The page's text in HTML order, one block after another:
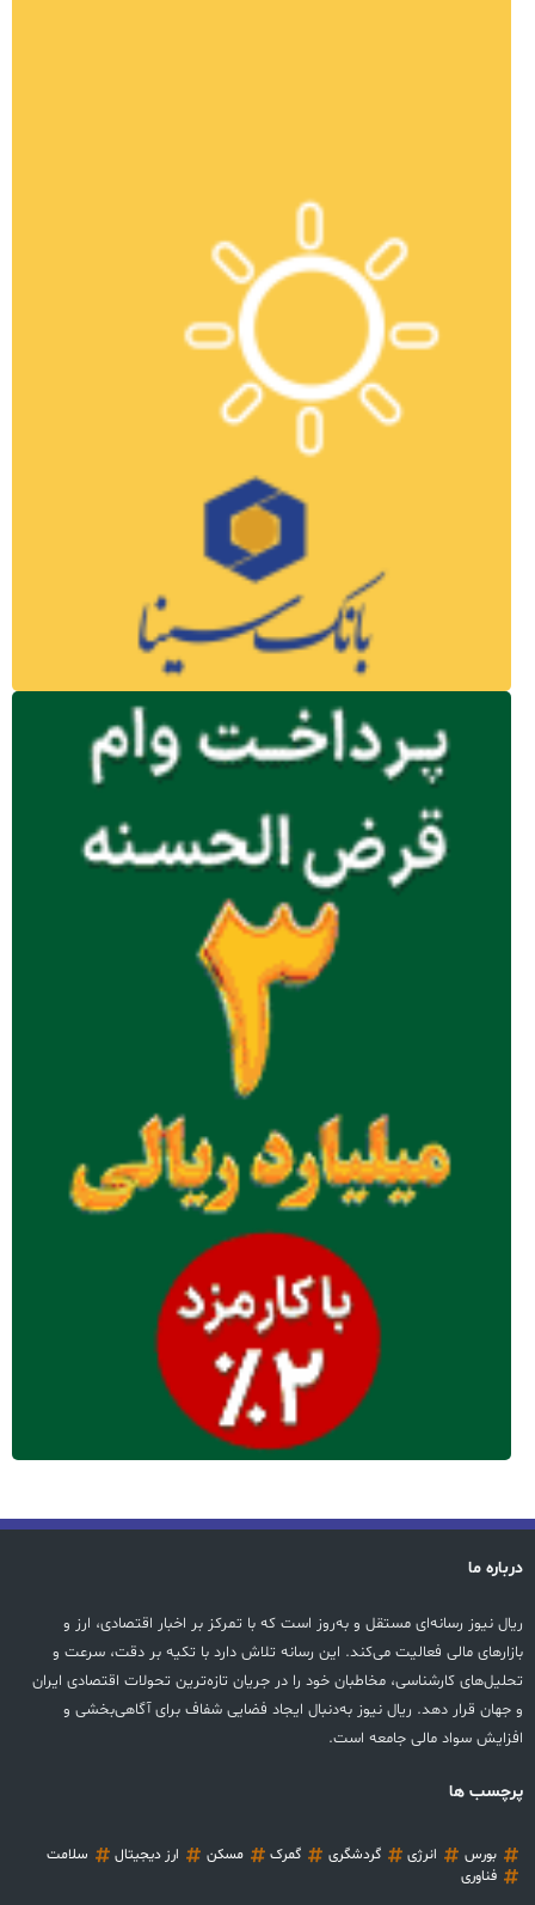
درباره ما
ریال نیوز رسانه‌ای مستقل و به‌روز است که با تمرکز بر اخبار اقتصادی، ارز و
بازارهای مالی فعالیت می‌کند. این رسانه تلاش دارد با تکیه بر دقت، سرعت و
تحلیل‌های کارشناسی، مخاطبان خود را در جریان تازه‌ترین تحولات اقتصادی ایران
و جهان قرار دهد. ریال نیوز به‌دنبال ایجاد فضایی شفاف برای آگاهی‌بخشی و
افزایش سواد مالی جامعه است.
پرچسب ها
بورس انرژی گردشگری گمرک مسکن ارز دیجیتال
سلامت
فناوری